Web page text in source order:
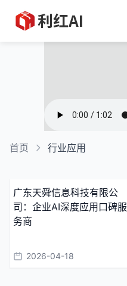
首页 行业应用
广东天舜信息科技有限公
司：企业AI深度应用口碑服
务商
2026-04-18